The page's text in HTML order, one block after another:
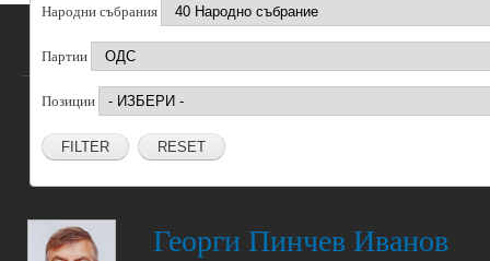
Народни събрания
Партии
Позиции
RESET
Георги Пинчев Иванов